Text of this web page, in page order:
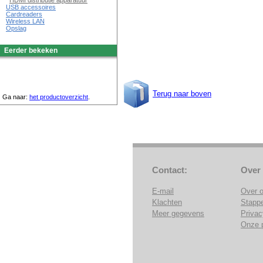
Terug naar boven
USB accessoires
Cardreaders
Wireless LAN
Opslag
Eerder bekeken
Ga naar: het productoverzicht
Contact:
E-mail
Klachten
Meer gegevens
Over
Over
Onze